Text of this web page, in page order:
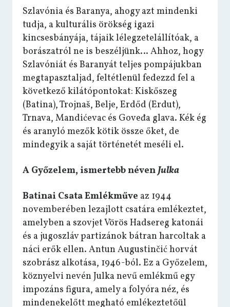
Szlavónia és Baranya, ahogy azt mindenki
tudja, a kulturális örökség igazi
kincsesbányája, tájaik lélegzetelállítóak, a
borászatról ne is beszéljünk… Ahhoz, hogy
Szlavóniát és Baranyát teljes pompájukban
megtapasztaljad, feltétlenül fedezzd fel a
következő kilátópontokat: Kiskőszeg
(Batina), Trojnaš, Belje, Erdőd (Erdut),
Trnava, Mandićevac és Goveđa glava. Kék ég
és aranyló mezők kötik össze őket, de
mindegyik a saját történetét meséli el.
A Győzelem, ismertebb névenJulka
Batinai Csata Emlékműve az 1944
novemberében lezajlott csatára emlékeztet,
amelyben a szovjet Vörös Hadsereg katonái
és a jugoszláv partizánok bátran harcoltak a
náci erők ellen. Antun Augustinčić horvát
szobrász alkotása, 1946-ból. Ez a Győzelem,
köznyelvi nevén Julka nevű emlékmű egy
impozáns figura, amely a folyóra néz, és
mindenekelőtt megható emlékeztetőül